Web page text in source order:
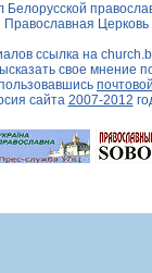
Православная Церковь
ссылка на
свое мнение
сайта 2007-2012